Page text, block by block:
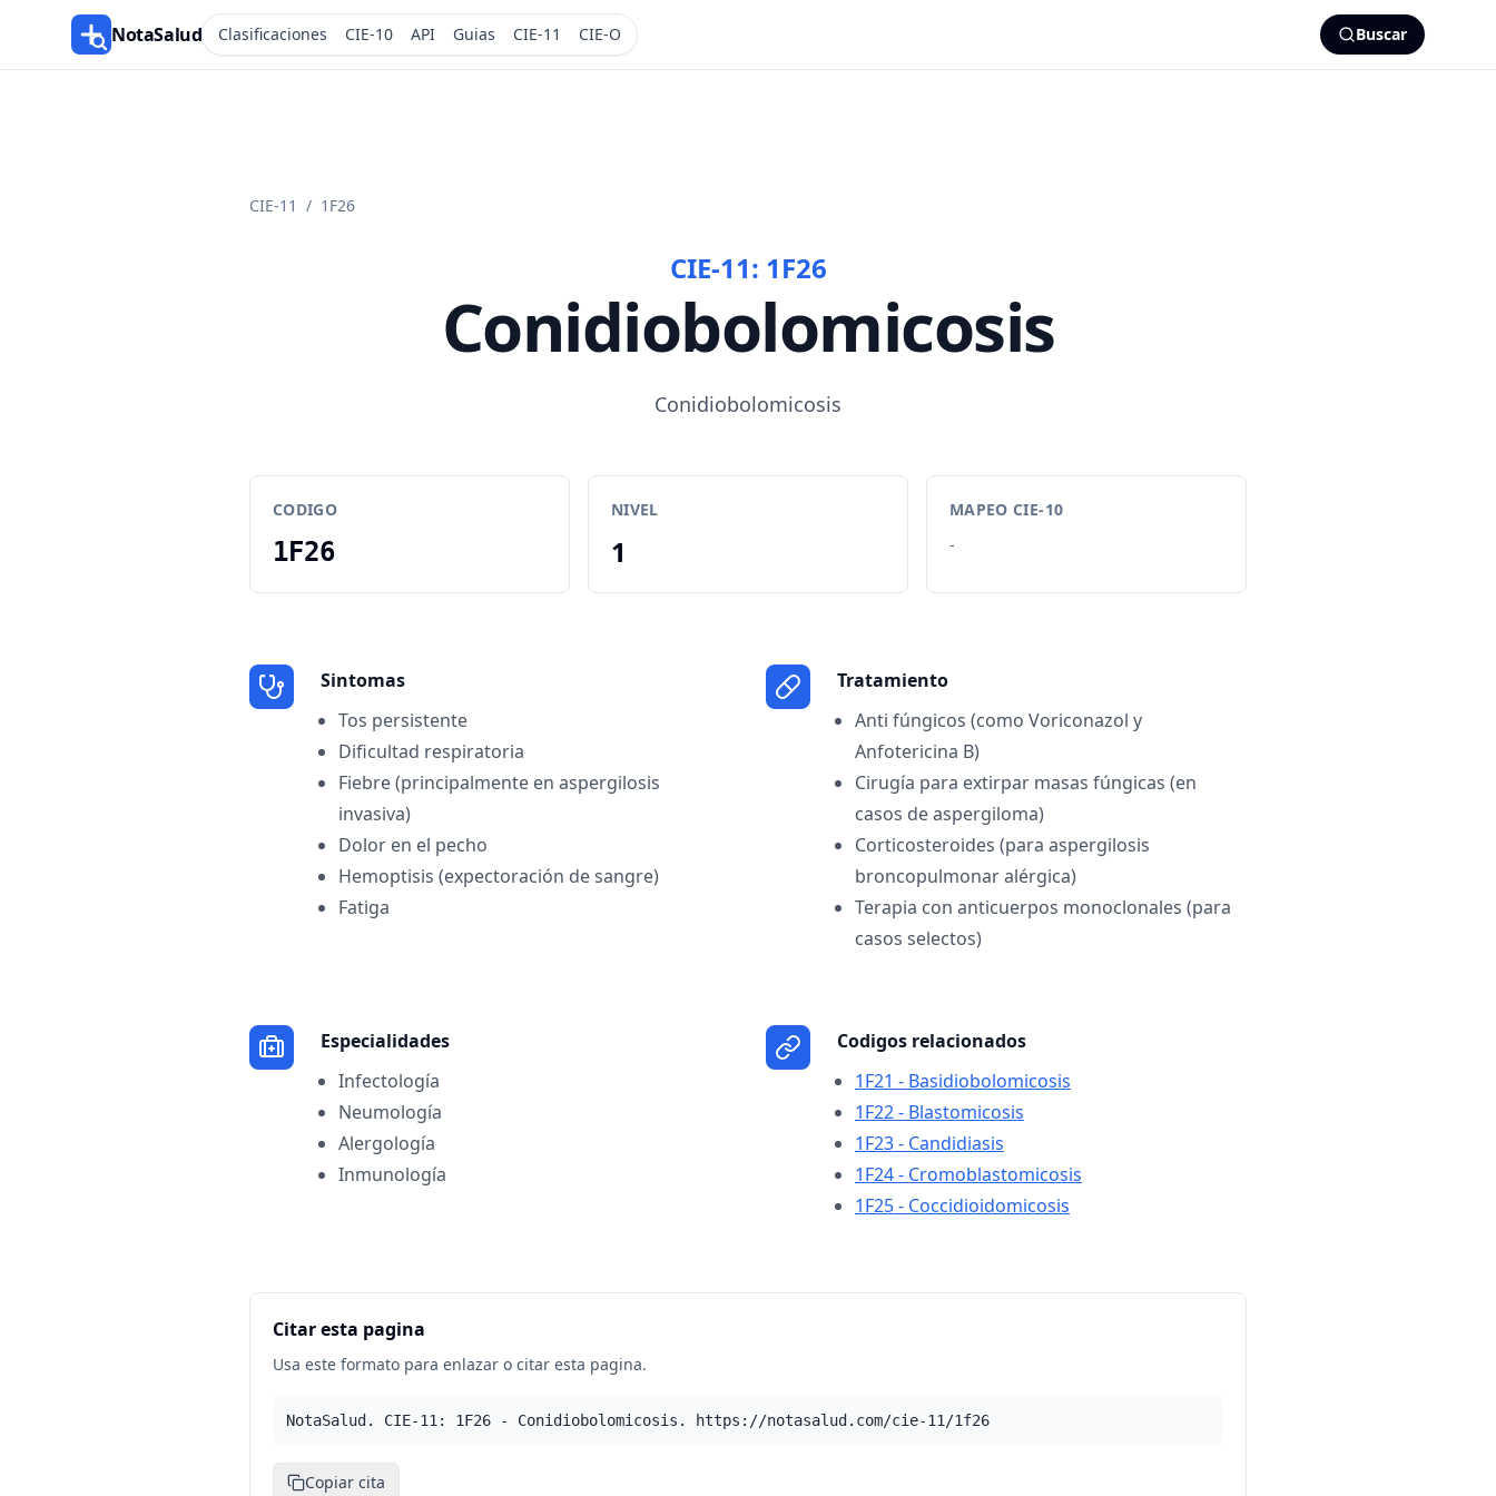
NotaSalud Clasificaciones CIE-10 API Guias CIE-11 CIE-O Buscar
CIE-11 / 1F26
CIE-11: 1F26
Conidiobolomicosis
Conidiobolomicosis
CODIGO
1F26
NIVEL
1
MAPEO CIE-10
-
Sintomas
Tos persistente
Dificultad respiratoria
Fiebre (principalmente en aspergilosis
invasiva)
Dolor en el pecho
Hemoptisis (expectoración de sangre)
Fatiga
Tratamiento
Anti fúngicos (como Voriconazol y
Anfotericina B)
Cirugía para extirpar masas fúngicas (en
casos de aspergiloma)
Corticosteroides (para aspergilosis
broncopulmonar alérgica)
Terapia con anticuerpos monoclonales (para
casos selectos)
Especialidades
Infectología
Neumología
Alergología
Inmunología
Codigos relacionados
1F21 - Basidiobolomicosis
1F22 - Blastomicosis
1F23 - Candidiasis
1F24 - Cromoblastomicosis
1F25 - Coccidioidomicosis
Citar esta pagina
Usa este formato para enlazar o citar esta pagina.
NotaSalud. CIE-11: 1F26 - Conidiobolomicosis. https://notasalud.com/cie-11/1f26
Copiar cita